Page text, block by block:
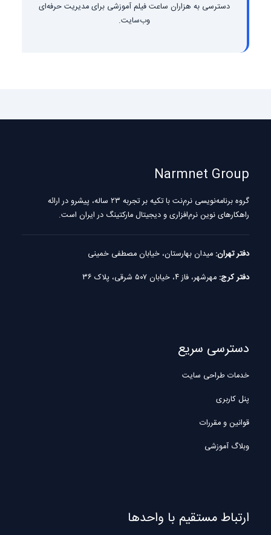
دسترسی به هزاران ساعت فیلم آموزشی برای مدیریت حرفه‌ای
وب‌سایت.
Narmnet Group
گروه برنامه‌نویسی نرم‌نت با تکیه بر تجربه ۲۳ ساله، پیشرو در ارائه
راهکارهای نوین نرم‌افزاری و دیجیتال مارکتینگ در ایران است.
دفتر تهران: میدان بهارستان، خیابان مصطفی خمینی
دفتر کرج: مهرشهر، فاز ۴، خیابان ۵۰۷ شرقی، پلاک ۳۶
دسترسی سریع
خدمات طراحی سایت
پنل کاربری
قوانین و مقررات
وبلاگ آموزشی
ارتباط مستقیم با واحدها